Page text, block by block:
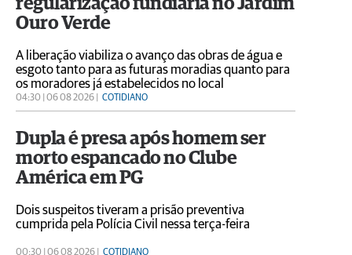
regularização fundiária no Jardim
Ouro Verde
A liberação viabiliza o avanço das obras de água e
esgoto tanto para as futuras moradias quanto para
os moradores já estabelecidos no local
04:30 | 06 08 2026 | COTIDIANO
Dupla é presa após homem ser
morto espancado no Clube
América em PG
Dois suspeitos tiveram a prisão preventiva
cumprida pela Polícia Civil nessa terça-feira
00:30 | 06 08 2026 | COTIDIANO